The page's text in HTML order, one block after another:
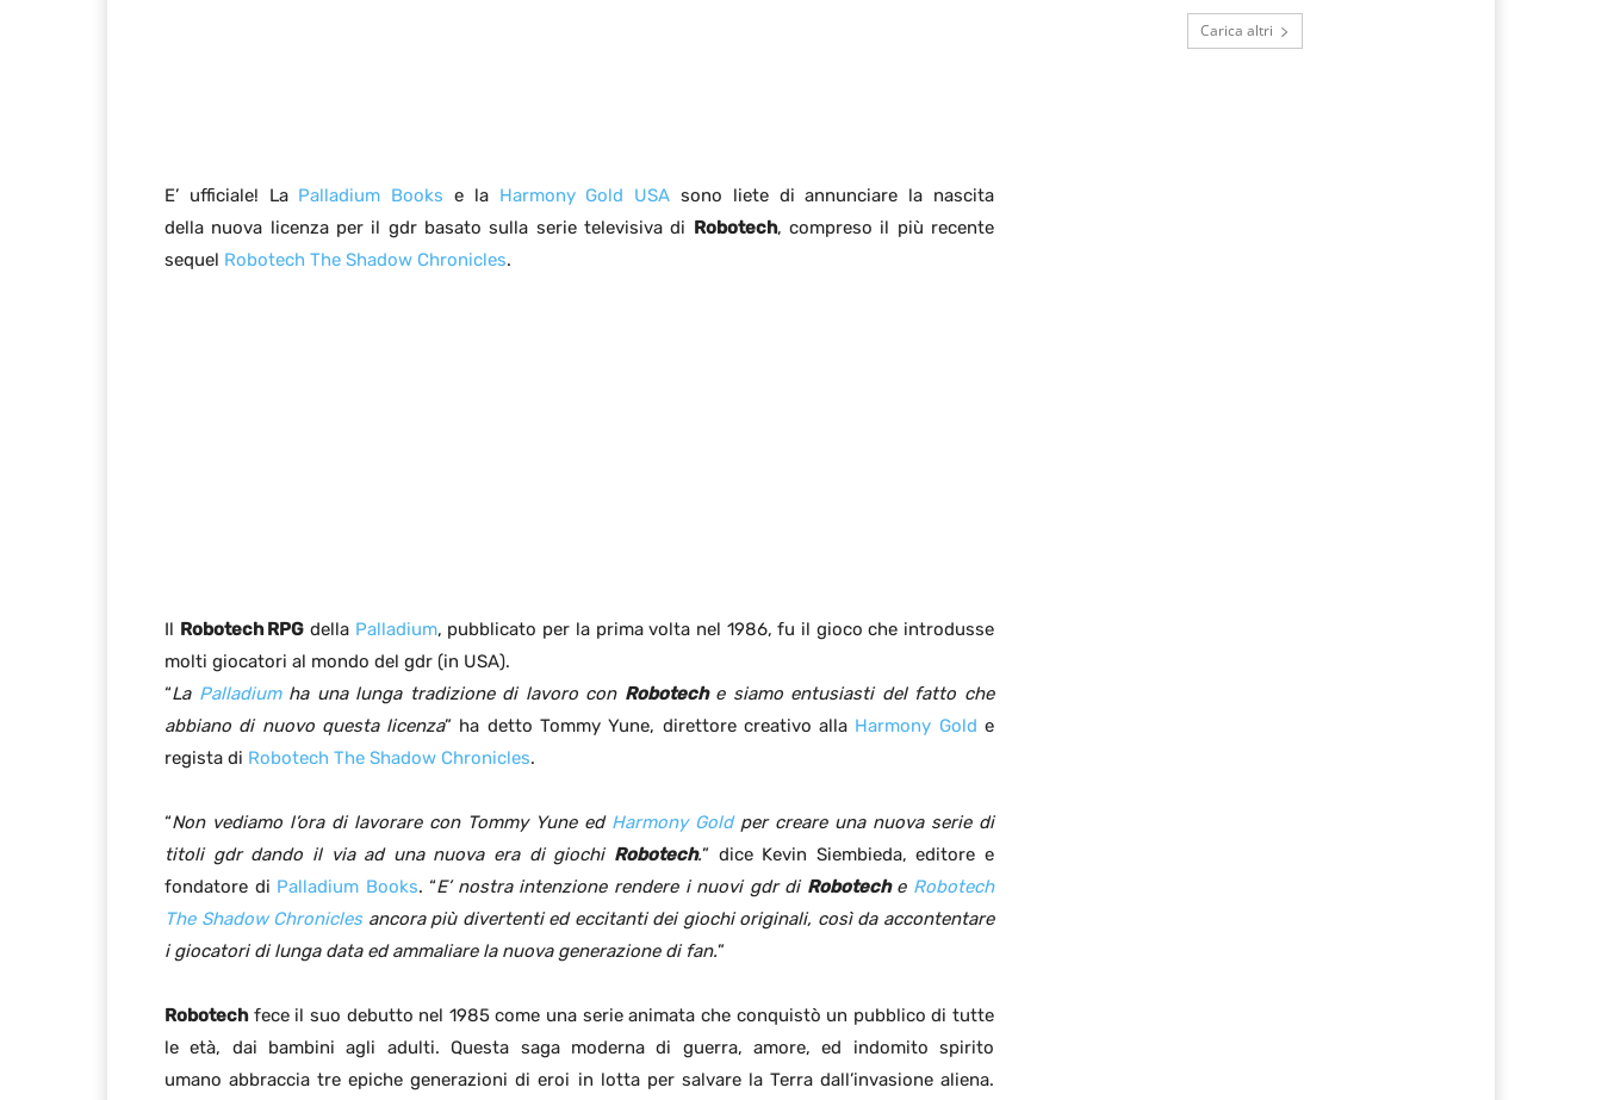
E’ ufficiale! La Palladium Books e la Harmony Gold USA sono liete di annunciare la nascita
della nuova licenza per il gdr basato sulla serie televisiva di Robotech, compreso il più recente
sequel Robotech The Shadow Chronicles.
Il Robotech RPG della Palladium, pubblicato per la prima volta nel 1986, fu il gioco che introdusse
molti giocatori al mondo del gdr (in USA).
“La Palladiumha una lunga tradizione di lavoro con Roboteche siamo entusiasti del fatto che
abbiano di nuovo questa licenza” ha detto Tommy Yune, direttore creativo alla Harmony Gold e
regista di Robotech The Shadow Chronicles.
“Non vediamo l’ora di lavorare con Tommy Yune ed Harmony Goldper creare una nuova serie di
titoli gdr dando il via ad una nuova era di giochi Robotech.” dice Kevin Siembieda, editore e
fondatore di Palladium Books. “E’ nostra intenzione rendere i nuovi gdr di Roboteche Robotech
The Shadow Chroniclesancora più divertenti ed eccitanti dei giochi originali, così da accontentare
i giocatori di lunga data ed ammaliare la nuova generazione di fan.”
Robotechfece il suo debutto nel 1985 come una serie animata che conquistò un pubblico di tutte
le età, dai bambini agli adulti. Questa saga moderna di guerra, amore, ed indomito spirito
umano abbraccia tre epiche generazioni di eroi in lotta per salvare la Terra dall’invasione aliena.
Carica altri